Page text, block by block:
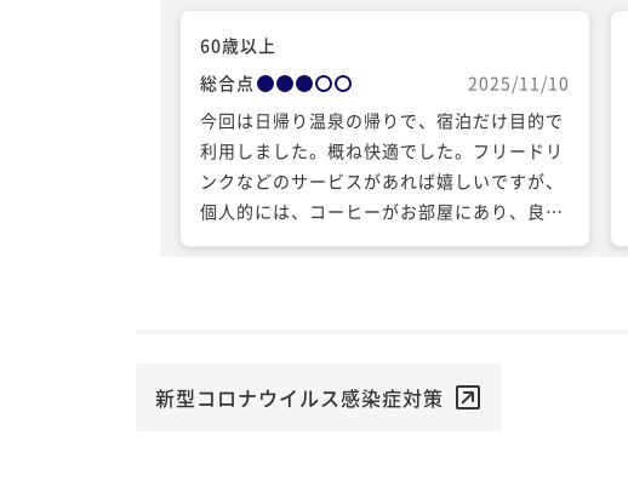
60歳以上
総合点
2025/11/10
今回は日帰り温泉の帰りで、宿泊だけ目的で
利用しました。概ね快適でした。フリードリ
ンクなどのサービスがあれば嬉しいですが、
個人的には、コーヒーがお部屋にあり、良か
ったです。海側の観光の後には、立地良く、
新型コロナウイルス感染症対策